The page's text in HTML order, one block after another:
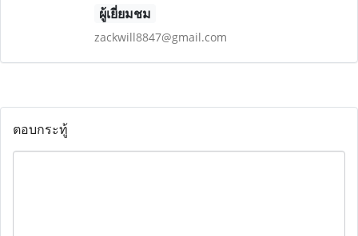
ผู้เยี่ยมชม
zackwill8847@gmail.com
ตอบกระทู้